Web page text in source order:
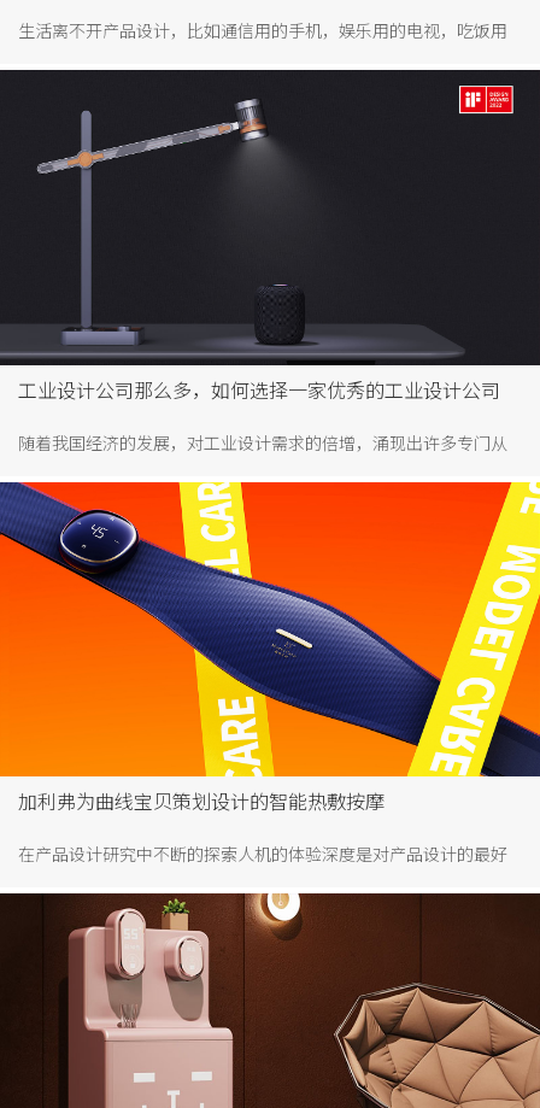
生活离不开产品设计，比如通信用的手机，娱乐用的电视，吃饭用
富，对品质生活的追求，对产品的选择要求更高。不仅要求产品好
用易用，而且要求产品具有视觉价值，比如给人美的愉悦，这也是
产品设计公司价值所在，即打造好用易用，具有视觉价值的产品，
助力客户产品腾飞。但产品设计公司那么多，如何分辨呢？
工业设计公司那么多，如何选择一家优秀的工业设计公司
随着我国经济的发展，对工业设计需求的倍增，涌现出许多专门从
计等服务。其中工业设计发展最好就是深圳，我国最早的设计之
都，存在着大大小小的工业设计公司，高峰时期数量多达6000-8000
家。工业设计公司之多，那具体该怎么选择呢？接下来是干货分
享，如何选择一家优秀的工业设计公司。
加利弗为曲线宝贝策划设计的智能热敷按摩
在产品设计研究中不断的探索人机的体验深度是对产品设计的最好